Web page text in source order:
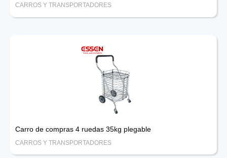
CARROS Y TRANSPORTADORES
Carro de compras 4 ruedas 35kg plegable
CARROS Y TRANSPORTADORES